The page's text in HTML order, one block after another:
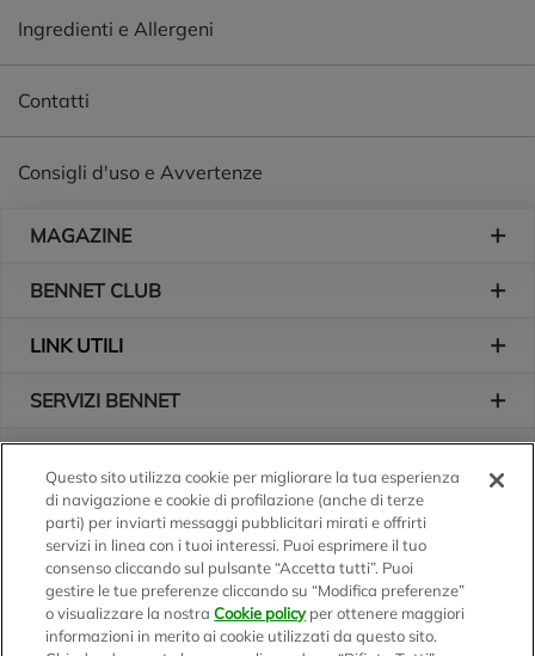
Ingredienti e Allergeni
Contatti
Consigli d'uso e Avvertenze
MAGAZINE
BENNET CLUB
LINK UTILI
SERVIZI BENNET
Logo Bennet
Seguici sui nostri canali
Scarica l'app
Questo sito utilizza cookie per migliorare la tua esperienza
di navigazione e cookie di profilazione (anche di terze
parti) per inviarti messaggi pubblicitari mirati e offrirti
servizi in linea con i tuoi interessi. Puoi esprimere il tuo
consenso cliccando sul pulsante “Accetta tutti”. Puoi
gestire le tue preferenze cliccando su “Modifica preferenze”
o visualizzare la nostraCookie policyper ottenere maggiori
informazioni in merito ai cookie utilizzati da questo sito.